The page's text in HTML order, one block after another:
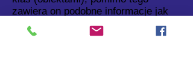
zawiera on podobne informacje jak
diagramy przebiegu, jednak
przedstawione w inny sposób.